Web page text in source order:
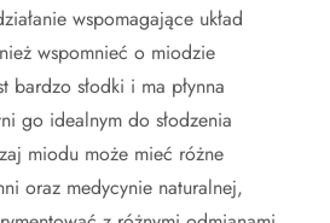
wspomagające układ
wspomnieć o miodzie
bardzo słodki i ma płynna
go idealnym do słodzenia
miodu może mieć różne
oraz medycynie naturalnej,